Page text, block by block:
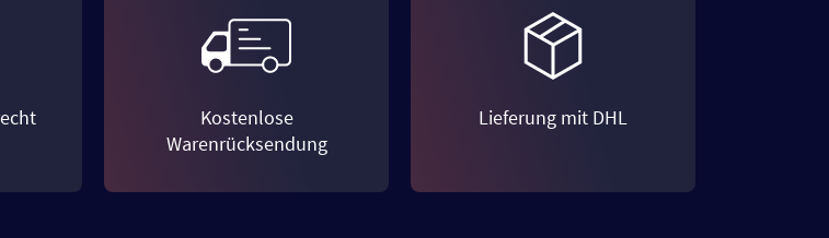
Kostenlose
Warenrücksendung
Lieferung mit DHL